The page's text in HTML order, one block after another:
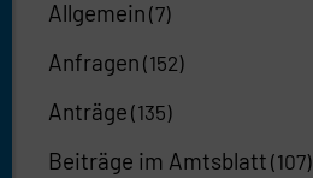
Allgemein (7)
Anfragen (152)
Anträge (135)
Beiträge im Amtsblatt (107)